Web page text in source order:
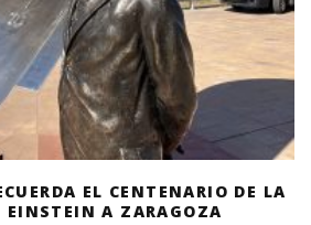
EL CENTENARIO DE LA
EINSTEIN A ZARAGOZA